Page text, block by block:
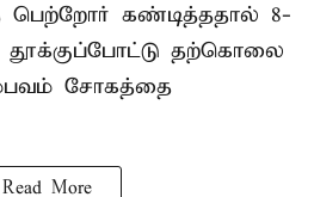
பெற்றோர் கண்டித்ததால் 8-
தற்கொலை
சோகத்தை
Read More